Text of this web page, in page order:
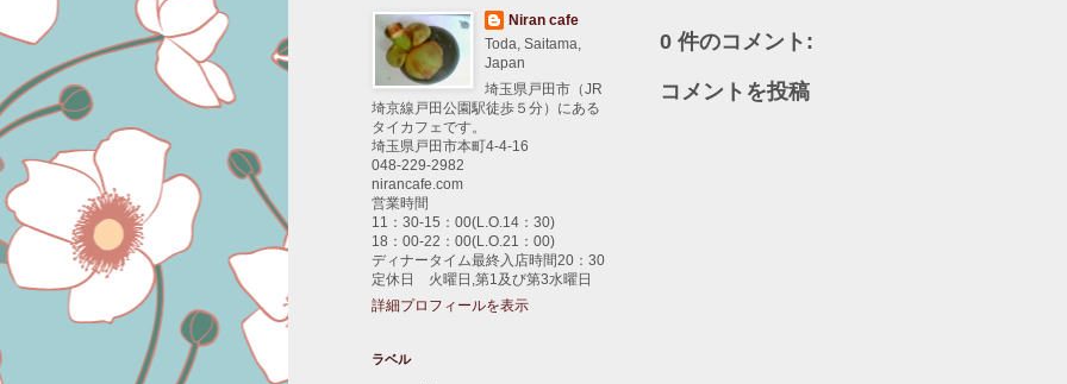
0 件のコメント:
コメントを投稿
Niran cafe
Toda, Saitama,
Japan
埼玉県戸田市（JR
埼京線戸田公園駅徒歩５分）にある
タイカフェです。
埼玉県戸田市本町4-4-16
048-229-2982
nirancafe.com
営業時間
11：30-15：00(L.O.14：30)
18：00-22：00(L.O.21：00)
ディナータイム最終入店時間20：30
定休日 火曜日,第1及び第3水曜日
詳細プロフィールを表示
ラベル